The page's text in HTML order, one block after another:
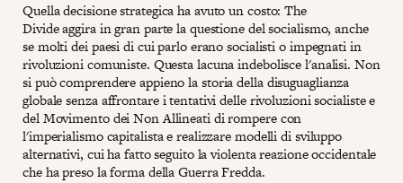
Quella decisione strategica ha avuto un costo: The
Divide aggira in gran parte la questione del socialismo, anche
se molti dei paesi di cui parlo erano socialisti o impegnati in
rivoluzioni comuniste. Questa lacuna indebolisce l'analisi. Non
si può comprendere appieno la storia della disuguaglianza
globale senza affrontare i tentativi delle rivoluzioni socialiste e
del Movimento dei Non Allineati di rompere con
l'imperialismo capitalista e realizzare modelli di sviluppo
alternativi, cui ha fatto seguito la violenta reazione occidentale
che ha preso la forma della Guerra Fredda.